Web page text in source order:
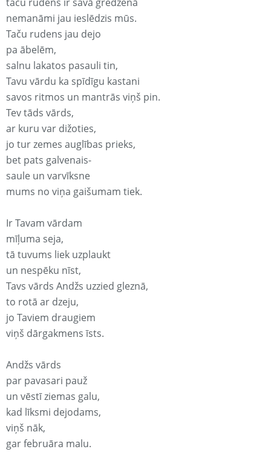
nemanāmi jau ieslēdzis mūs.
Taču rudens jau dejo
pa ābelēm,
salnu lakatos pasauli tin,
Tavu vārdu ka spīdīgu kastani
savos ritmos un mantrās viņš pin.
Tev tāds vārds,
ar kuru var dižoties,
jo tur zemes auglības prieks,
bet pats galvenais-
saule un varvīksne
mums no viņa gaišumam tiek.
Ir Tavam vārdam
mīļuma seja,
tā tuvums liek uzplaukt
un nespēku nīst,
Tavs vārds Andžs uzzied gleznā,
to rotā ar dzeju,
jo Taviem draugiem
viņš dārgakmens īsts.
Andžs vārds
par pavasari pauž
un vēstī ziemas galu,
kad līksmi dejodams,
viņš nāk,
gar februāra malu.